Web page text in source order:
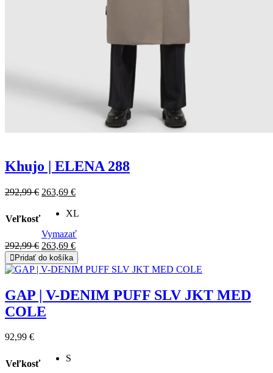
Khujo | ELENA 288
292,99€ Original
was:
263,69 €Current
is:
Veľkosť
XL
Vymazať
292,99€ Original
price
was:
263,69 €Current
price
is:
Pridať do košíka
GAP | V-DENIM PUFF SLV JKT MED
COLE
92,99 €
Veľkosť
S